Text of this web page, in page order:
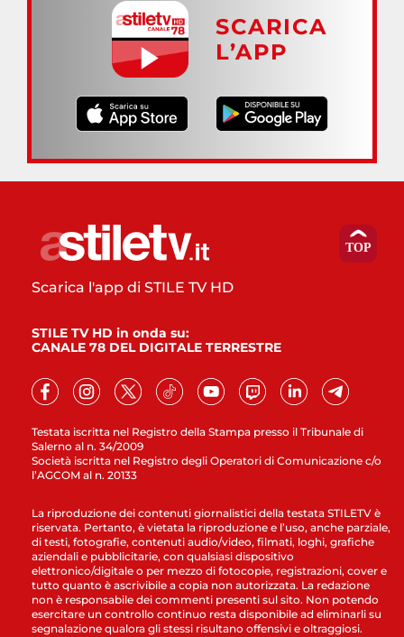
SCARICA
L’APP
Testata iscritta nel Registro della Stampa presso il Tribunale di
Salerno al n. 34/2009
Società iscritta nel Registro degli Operatori di Comunicazione c/o
l’AGCOM al n. 20133
Scarica l'app di STILE TV HD
STILE TV HD in onda su:
CANALE 78 DEL DIGITALE TERRESTRE
La riproduzione dei contenuti giornalistici della testata STILETV è
riservata. Pertanto, è vietata la riproduzione e l’uso, anche parziale,
di testi, fotografie, contenuti audio/video, filmati, loghi, grafiche
aziendali e pubblicitarie, con qualsiasi dispositivo
elettronico/digitale o per mezzo di fotocopie, registrazioni, cover e
tutto quanto è ascrivibile a copia non autorizzata. La redazione
non è responsabile dei commenti presenti sul sito. Non potendo
esercitare un controllo continuo resta disponibile ad eliminarli su
segnalazione qualora gli stessi risultano offensivi e oltraggiosi.